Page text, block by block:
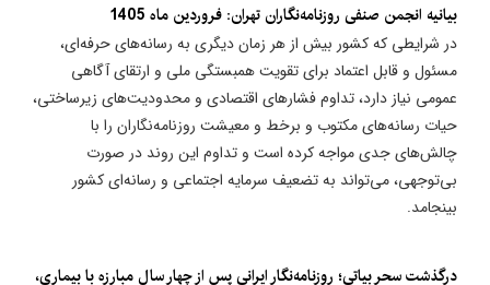
بیانیه انجمن صنفی روزنامه‌نگاران تهران: فروردین ماه 1405
در شرایطی که کشور بیش از هر زمان دیگری به رسانه‌های حرفه‌ای،
مسئول و قابل اعتماد برای تقویت همبستگی ملی و ارتقای آگاهی
عمومی نیاز دارد، تداوم فشارهای اقتصادی و محدودیت‌های زیرساختی،
حیات رسانه‌های مکتوب و برخط و معیشت روزنامه‌نگاران را با
چالش‌های جدی مواجه کرده است و تداوم این روند در صورت
بی‌توجهی، می‌تواند به تضعیف سرمایه اجتماعی و رسانه‌ای کشور
بینجامد.
درگذشت سحر بیاتی؛ روزنامه‌نگار ایرانی پس از چهار سال مبارزه با بیماری،